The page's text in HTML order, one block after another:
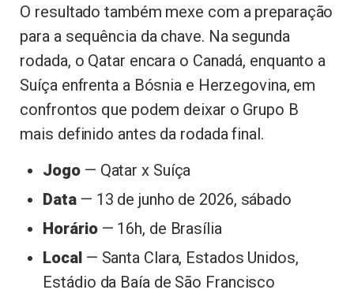
O resultado também mexe com a preparação
para a sequência da chave. Na segunda
rodada, o Qatar encara o Canadá, enquanto a
Suíça enfrenta a Bósnia e Herzegovina, em
confrontos que podem deixar o Grupo B
mais definido antes da rodada final.
Jogo— Qatar x Suíça
Data— 13 de junho de 2026, sábado
Horário— 16h, de Brasília
Local— Santa Clara, Estados Unidos,
Estádio da Baía de São Francisco